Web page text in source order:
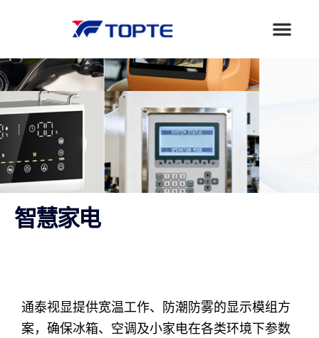
智慧家电
通泰视显提供宽温工作、防潮防雾的显示模组方
案，确保冰箱、空调及小家电在各类环境下参数